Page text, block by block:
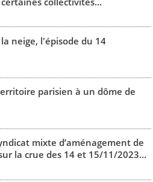
neige, l'épisode du 14
parisien à un dôme de
mixte d’aménagement de
la crue des 14 et 15/11/2023...